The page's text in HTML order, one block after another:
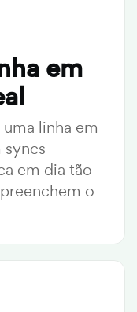
em
linha em
syncs
em dia tão
o